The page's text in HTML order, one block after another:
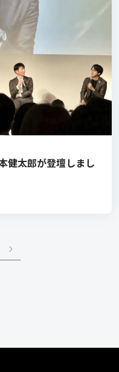
健太郎が登壇しまし